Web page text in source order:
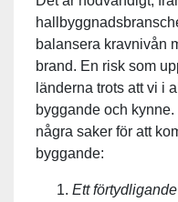
balansera kravnivån
brand. En risk som
länderna trots att vi i
byggande och
några saker för att
byggande:
Ett